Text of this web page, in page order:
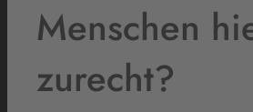
Menschen
zurecht?